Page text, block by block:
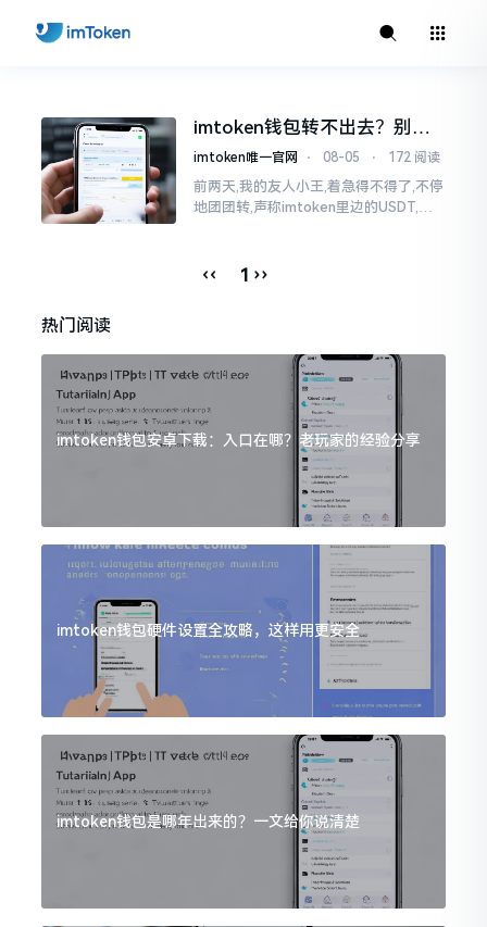
imtoken钱包转不出去？别
慌，这几种情况都能解决
imtoken唯一官网 ⋅ 08-05 ⋅ 172 阅读
前两天,我的友人小王,着急得不得了,不停
地团团转,声称imtoken里边的USDT,怎
‹‹ 1 ››
热门阅读
imtoken钱包安卓下载：入口在哪？老玩家的经验分享
imtoken钱包硬件设置全攻略，这样用更安全
imtoken钱包是哪年出来的？一文给你说清楚